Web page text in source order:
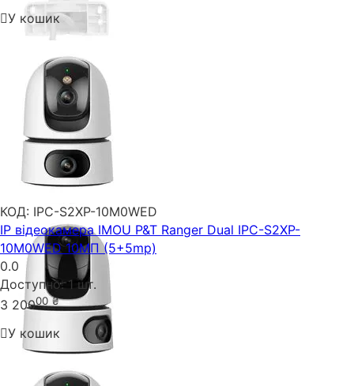
У кошик
КОД: IPC-S2XP-10M0WED
IP відеокамера IMOU P&T Ranger Dual IPC-S2XP-
10M0WED 10МП (5+5mp)
0.0
Доступно: 1 шт.
3 20000 ₴
У кошик